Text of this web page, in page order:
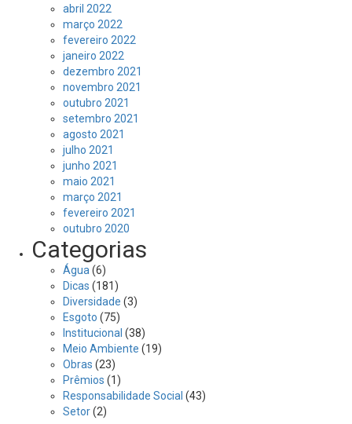
abril 2022
março 2022
fevereiro 2022
janeiro 2022
dezembro 2021
novembro 2021
outubro 2021
setembro 2021
agosto 2021
julho 2021
junho 2021
maio 2021
março 2021
fevereiro 2021
outubro 2020
Categorias
Água (6)
Dicas (181)
Diversidade (3)
Esgoto (75)
Institucional (38)
Meio Ambiente (19)
Obras (23)
Prêmios (1)
Responsabilidade Social (43)
Setor(2)